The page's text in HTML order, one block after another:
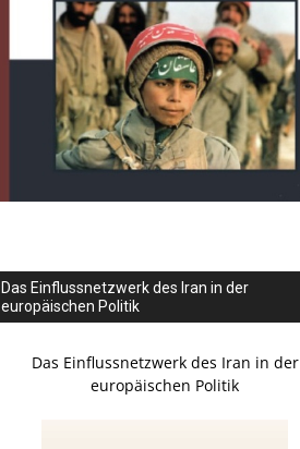
Das Einflussnetzwerk des Iran in der
europäischen Politik
Das Einflussnetzwerk des Iran in der
europäischen Politik